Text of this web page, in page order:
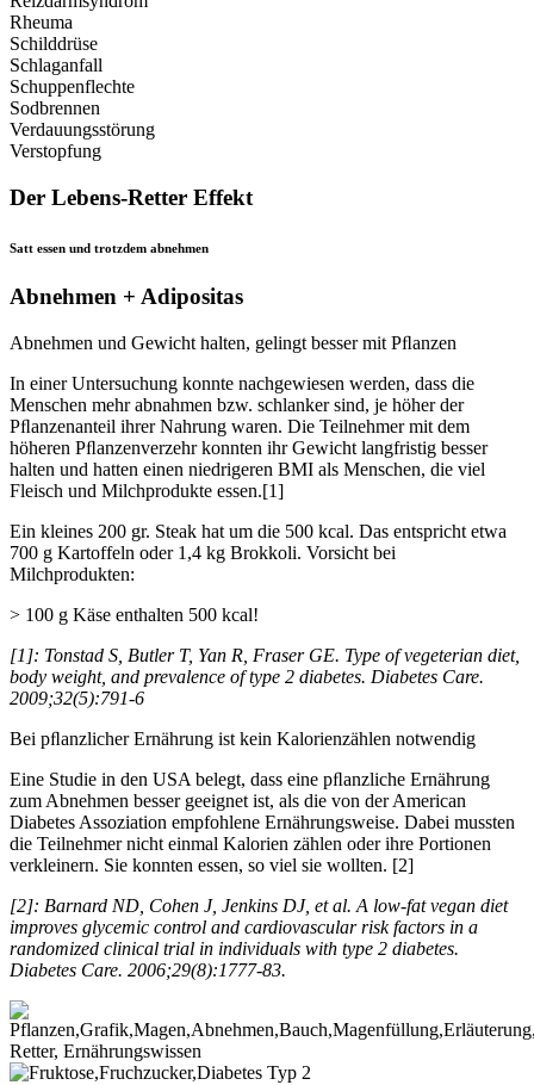
Rheuma
Schilddrüse
Schlaganfall
Schuppenflechte
Sodbrennen
Verdauungsstörung
Verstopfung
Der Lebens-Retter Effekt
Satt essen und trotzdem abnehmen
Abnehmen + Adipositas
Abnehmen und Gewicht halten, gelingt besser mit Pﬂanzen
In einer Untersuchung konnte nachgewiesen werden, dass die
Menschen mehr abnahmen bzw. schlanker sind, je höher der
Pﬂanzenanteil ihrer Nahrung waren. Die Teilnehmer mit dem
höheren Pﬂanzenverzehr konnten ihr Gewicht langfristig besser
halten und hatten einen niedrigeren BMI als Menschen, die viel
Fleisch und Milchprodukte essen.[1]
Ein kleines 200 gr. Steak hat um die 500 kcal. Das entspricht etwa
700 g Kartoffeln oder 1,4 kg Brokkoli. Vorsicht bei
Milchprodukten:
> 100 g Käse enthalten 500 kcal!
[1]: Tonstad S, Butler T, Yan R, Fraser GE. Type of vegeterian diet,
body weight, and prevalence of type 2 diabetes. Diabetes Care.
2009;32(5):791-6
Bei pﬂanzlicher Ernährung ist kein Kalorienzählen notwendig
Eine Studie in den USA belegt, dass eine pﬂanzliche Ernährung
zum Abnehmen besser geeignet ist, als die von der American
Diabetes Assoziation empfohlene Ernährungsweise. Dabei mussten
die Teilnehmer nicht einmal Kalorien zählen oder ihre Portionen
verkleinern. Sie konnten essen, so viel sie wollten. [2]
[2]: Barnard ND, Cohen J, Jenkins DJ, et al. A low-fat vegan diet
improves glycemic control and cardiovascular risk factors in a
randomized clinical trial in individuals with type 2 diabetes.
Diabetes Care. 2006;29(8):1777-83.